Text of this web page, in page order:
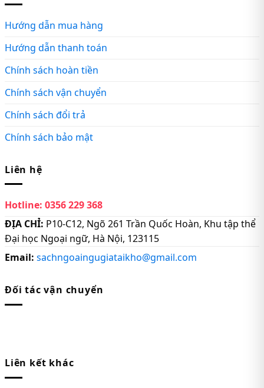
Hướng dẫn mua hàng
Hướng dẫn thanh toán
Chính sách hoàn tiền
Chính sách vận chuyển
Chính sách đổi trả
Chính sách bảo mật
Liên hệ
Hotline: 0356 229 368
ĐỊA CHỈ: P10-C12, Ngõ 261 Trần Quốc Hoàn, Khu tập thể
Đại học Ngoại ngữ, Hà Nội, 123115
Email: sachngoaingugiataikho@gmail.com
Đối tác vận chuyển
Liên kết khác